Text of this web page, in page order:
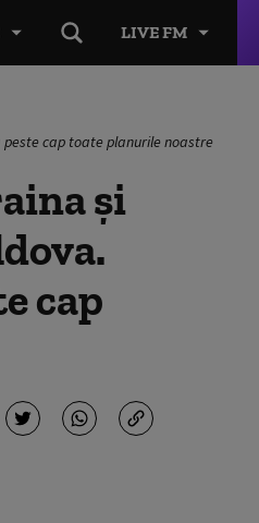
LIVE FM
peste cap toate planurile noastre
și
cap